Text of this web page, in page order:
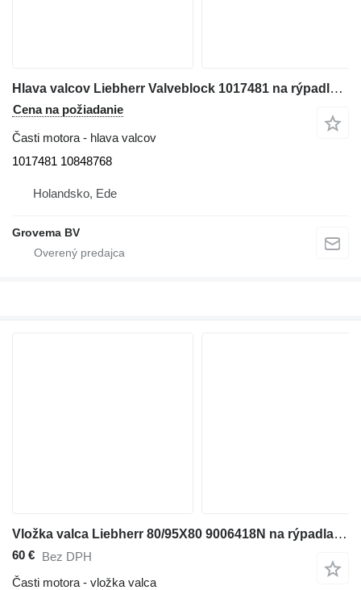
Hlava valcov Liebherr Valveblock 1017481 na rýpadla Liebherr R926 K-LC / R944C Li / R926 LC / R926 CL / R926 NLC / R926 SLC / R926 WLC / R906 WLC / R906 C / R906 LC / R906 NLC / R916 LC / R916 NLC / R916 SLC / R916 WLC
Cena na požiadanie
Časti motora - hlava valcov
1017481 10848768
Holandsko, Ede
Grovema BV
Vložka valca Liebherr 80/95X80 9006418N na rýpadla Liebherr A932 Li / A944C Li / A918 / A920 / A914 Li / A914 / R914 / R932 Li / R944C Li / R920 / R920 LC / R920 NLC / R918
60 € Bez DPH
Časti motora - vložka valca